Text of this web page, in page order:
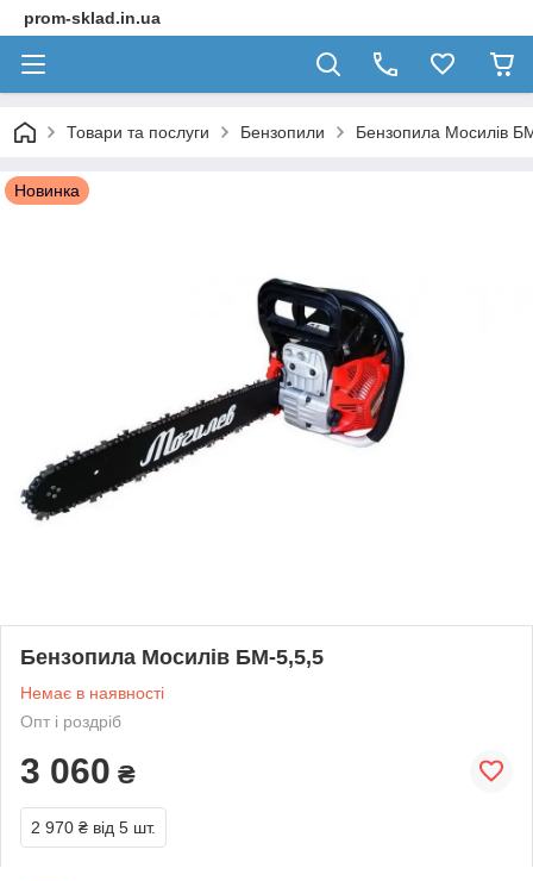
prom-sklad.in.ua
Товари та послуги Бензопили Бензопила Мосилів
Новинка
Бензопила Мосилів БМ-5,5,5
Немає в наявності
Опт і роздріб
3 060 ₴
2 970 ₴ від 5 шт.